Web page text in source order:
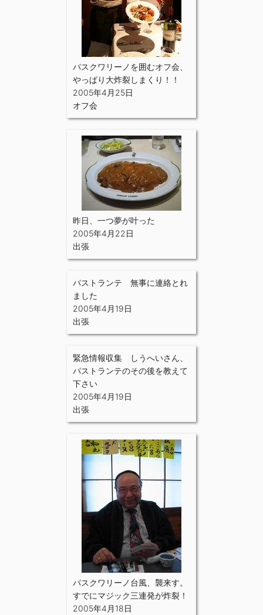
パスクワリーノを囲むオフ会、
やっぱり大炸裂しまくり！！
2005年4月25日
オフ会
昨日、一つ夢が叶った
2005年4月22日
出張
パストランテ 無事に連絡とれ
ました
2005年4月19日
出張
緊急情報収集 しうへいさん、
パストランテのその後を教えて
下さい
2005年4月19日
出張
パスクワリーノ台風、襲来す。
すでにマジック三連発が炸裂！
2005年4月18日